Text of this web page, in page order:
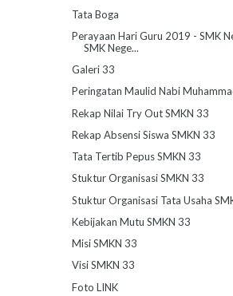
Tata Boga
Perayaan Hari Guru 2019 - SMK
SMK Nege...
Galeri 33
Peringatan Maulid Nabi
Rekap Nilai Try Out SMKN 33
Rekap Absensi Siswa SMKN 33
Tata Tertib Pepus SMKN 33
Stuktur Organisasi SMKN 33
Stuktur Organisasi Tata Usaha
Kebijakan Mutu SMKN 33
Misi SMKN 33
Visi SMKN 33
Foto LINK